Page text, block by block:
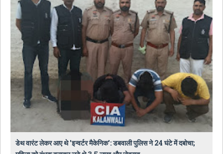
डेथ वारंट लेकर आए थे 'इन्वर्टर मैकेनिक': डबवाली पुलिस ने 24 घंटे में दबोचा;